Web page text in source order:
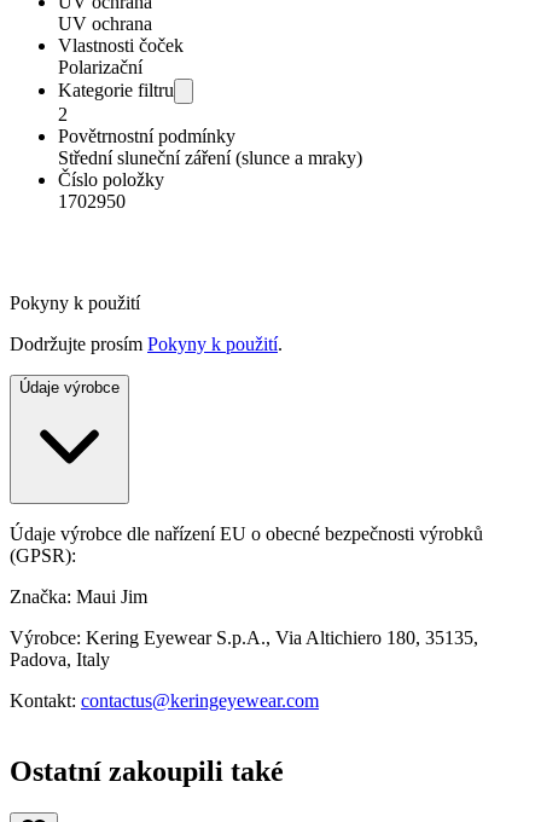
UV ochrana
Vlastnosti čoček
Polarizační
Kategorie filtru
2
Povětrnostní podmínky
Střední sluneční záření (slunce a mraky)
Číslo položky
1702950
Pokyny k použití
Dodržujte prosím Pokyny k použití.
Údaje výrobce
Údaje výrobce dle nařízení EU o obecné bezpečnosti výrobků
(GPSR):
Značka: Maui Jim
Výrobce: Kering Eyewear S.p.A., Via Altichiero 180, 35135,
Padova, Italy
Kontakt: contactus@keringeyewear.com
Ostatní zakoupili také